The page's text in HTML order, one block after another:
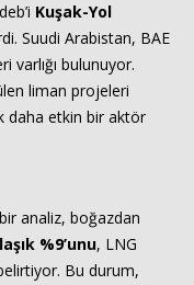
Kuşak-Yol
Suudi Arabistan, BAE
varlığı bulunuyor.
liman projeleri
daha etkin bir aktör
analiz, boğazdan
%9’unu, LNG
Bu durum,